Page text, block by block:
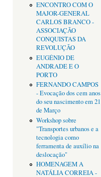
ENCONTRO COM O
MAJOR-GENERAL
CARLOS BRANCO -
ASSOCIAÇÃO
CONQUISTAS DA
REVOLUÇÃO
EUGÉNIO DE
ANDRADE E O
PORTO
FERNANDO CAMPOS
- Evocação dos cem anos
do seu nascimento em 21
de Março
Workshop sobre
"Transportes urbanos e a
tecnologia como
ferramenta de auxílio na
deslocação"
HOMENAGEM A
NATÁLIA CORREIA -